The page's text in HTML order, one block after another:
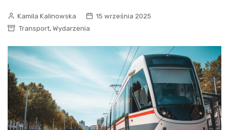
Kamila Kalinowska
15 września 2025
Transport, Wydarzenia